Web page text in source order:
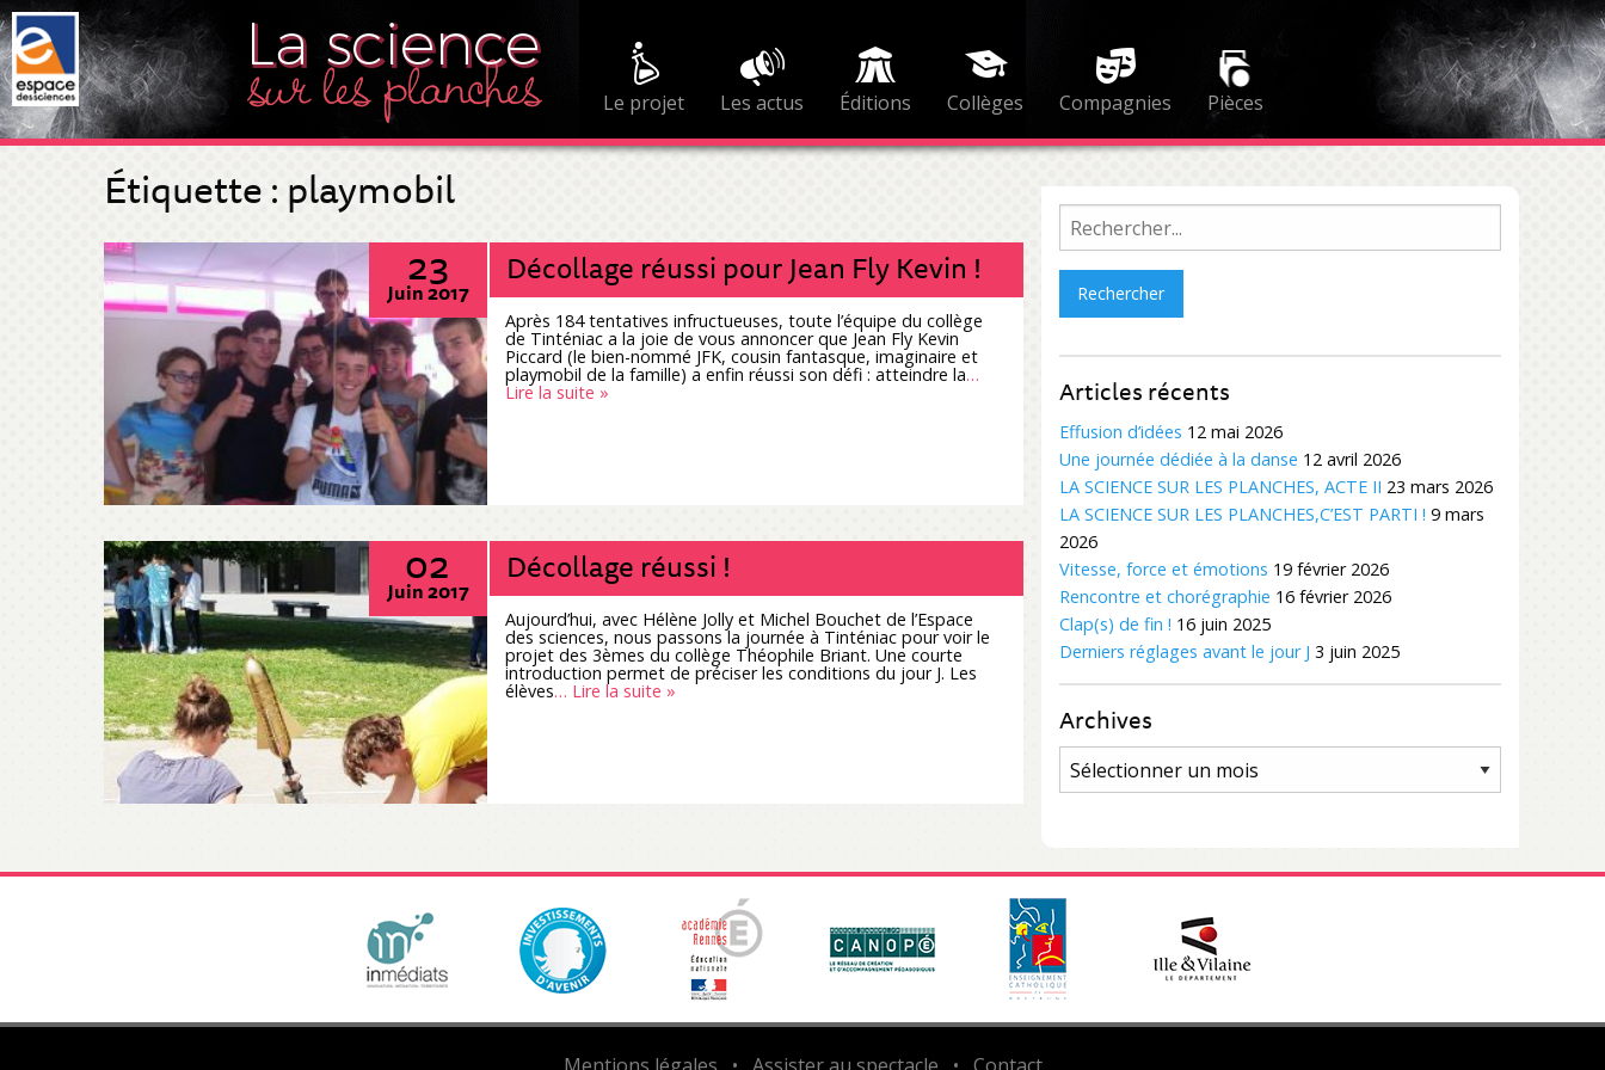
Le projet Les actus Éditions Collèges Compagnies Pièces
Étiquette : playmobil
23
Juin 2017
Décollage réussi pour Jean Fly Kevin !
Après 184 tentatives infructueuses, toute l’équipe du collège
de Tinténiac a la joie de vous annoncer que Jean Fly Kevin
Piccard (le bien-nommé JFK, cousin fantasque, imaginaire et
playmobil de la famille) a enfin réussi son défi : atteindre la…
Lire la suite »
02
Juin 2017
Décollage réussi !
Aujourd’hui, avec Hélène Jolly et Michel Bouchet de l’Espace
des sciences, nous passons la journée à Tinténiac pour voir le
projet des 3èmes du collège Théophile Briant. Une courte
introduction permet de préciser les conditions du jour J. Les
élèves… Lire la suite »
Rechercher :
Articles récents
Effusion d’idées 12 mai 2026
Une journée dédiée à la danse 12 avril 2026
LA SCIENCE SUR LES PLANCHES, ACTE II 23 mars 2026
LA SCIENCE SUR LES PLANCHES,C’EST PARTI ! 9 mars
2026
Vitesse, force et émotions 19 février 2026
Rencontre et chorégraphie 16 février 2026
Clap(s) de fin ! 16 juin 2025
Derniers réglages avant le jour J 3 juin 2025
Archives
Archives